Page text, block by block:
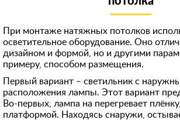
90674***78
892532***70
+7 (926) 586-**-*3
8 (962) 966-**-*7
899984***13
При монтаже натяжных потолков
осветительное оборудование. Оно
дизайном и формой, но и другими
примеру, способом размещения.
Первый вариант – светильник с
расположения лампы. Этот вариант
Во-первых, лампа на перегревает
платформой. Находясь снаружи,